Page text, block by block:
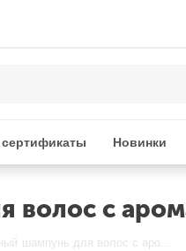
Новинки
c
Парфюмированный шампунь для волос c ароматом бергамота 500 мл LODEURLETTE